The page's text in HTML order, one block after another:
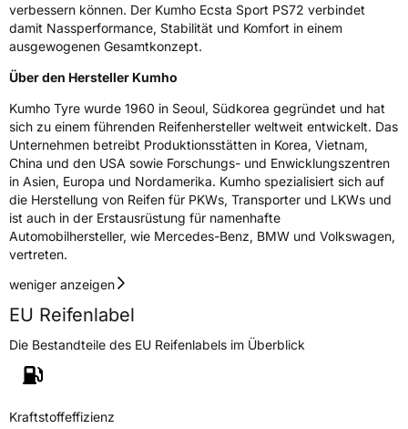
verbessern können. Der Kumho Ecsta Sport PS72 verbindet
damit Nassperformance, Stabilität und Komfort in einem
ausgewogenen Gesamtkonzept.
Über den Hersteller Kumho
Kumho Tyre wurde 1960 in Seoul, Südkorea gegründet und hat
sich zu einem führenden Reifenhersteller weltweit entwickelt. Das
Unternehmen betreibt Produktionsstätten in Korea, Vietnam,
China und den USA sowie Forschungs- und Enwicklungszentren
in Asien, Europa und Nordamerika. Kumho spezialisiert sich auf
die Herstellung von Reifen für PKWs, Transporter und LKWs und
ist auch in der Erstausrüstung für namenhafte
Automobilhersteller, wie Mercedes-Benz, BMW und Volkswagen,
vertreten.
weniger anzeigen
EU Reifenlabel
Die Bestandteile des EU Reifenlabels im Überblick
Kraftstoffeffizienz